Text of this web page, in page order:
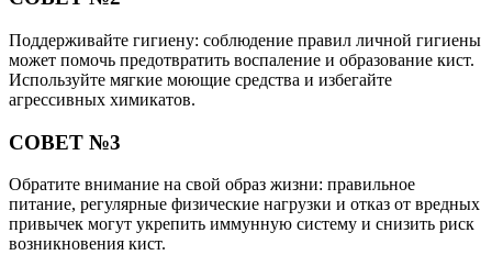
Поддерживайте гигиену: соблюдение правил личной гигиены
может помочь предотвратить воспаление и образование кист.
Используйте мягкие моющие средства и избегайте
агрессивных химикатов.
СОВЕТ №3
Обратите внимание на свой образ жизни: правильное
питание, регулярные физические нагрузки и отказ от вредных
привычек могут укрепить иммунную систему и снизить риск
возникновения кист.